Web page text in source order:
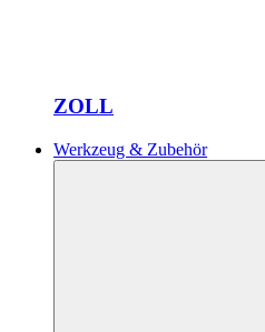
ZOLL
Werkzeug & Zubehör